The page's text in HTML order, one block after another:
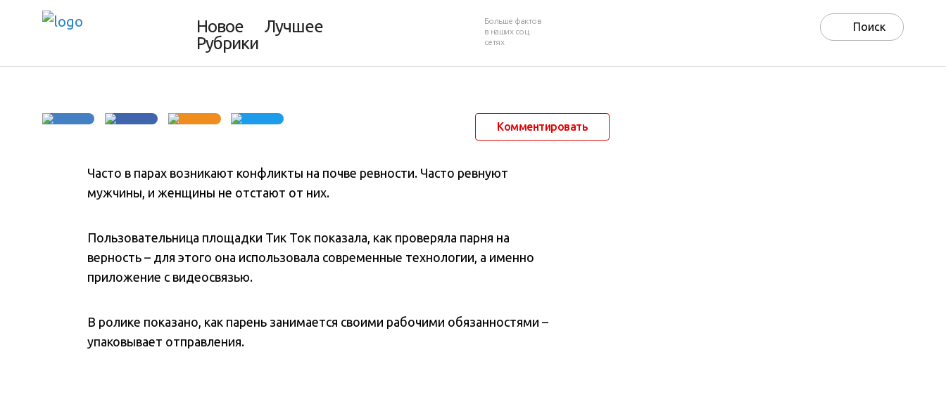
Новое
Лучшее
Рубрики
Больше фактов
в наших соц.
сетях
нужен только телефон с камерой
0
1 440
29 декабря 2021 в 11:30
Комментировать
Часто в парах возникают конфликты на почве ревности. Часто ревнуют
мужчины, и женщины не отстают от них.
Пользовательница площадки Тик Ток показала, как проверяла парня на
верность – для этого она использовала современные технологии, а именно
приложение с видеосвязью.
В ролике показано, как парень занимается своими рабочими обязанностями –
упаковывает отправления.